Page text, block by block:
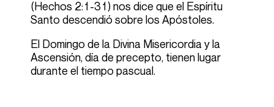
(Hechos 2:1-31) nos dice que el Espíritu
Santo descendió sobre los Apóstoles.
El Domingo de la Divina Misericordia y la
Ascensión, día de precepto, tienen lugar
durante el tiempo pascual.